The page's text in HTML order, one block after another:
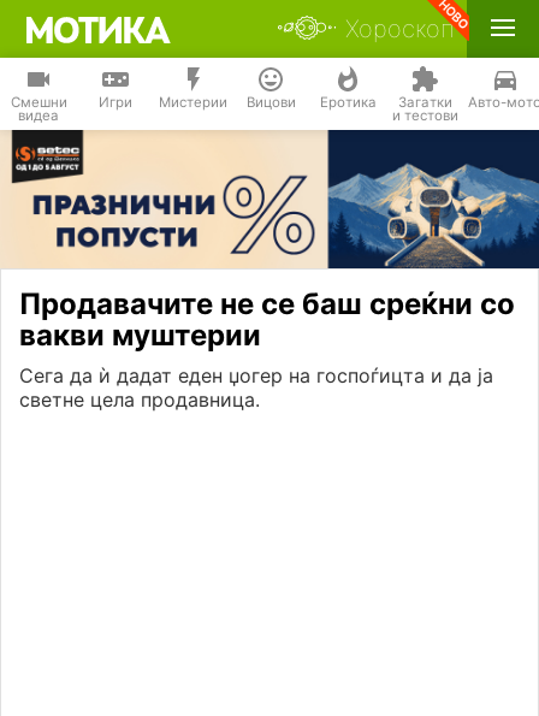
Хороскоп
Смешни
видеа
Игри Мистерии Вицови Еротика Загатки
и тестови
Авто-
Продавачите не се баш среќни со
вакви муштерии
Сега да ѝ дадат еден џогер на госпоѓицта и да ја
светне цела продавница.